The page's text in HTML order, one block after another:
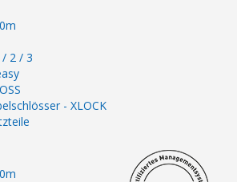
/ 2 / 3
- XLOCK